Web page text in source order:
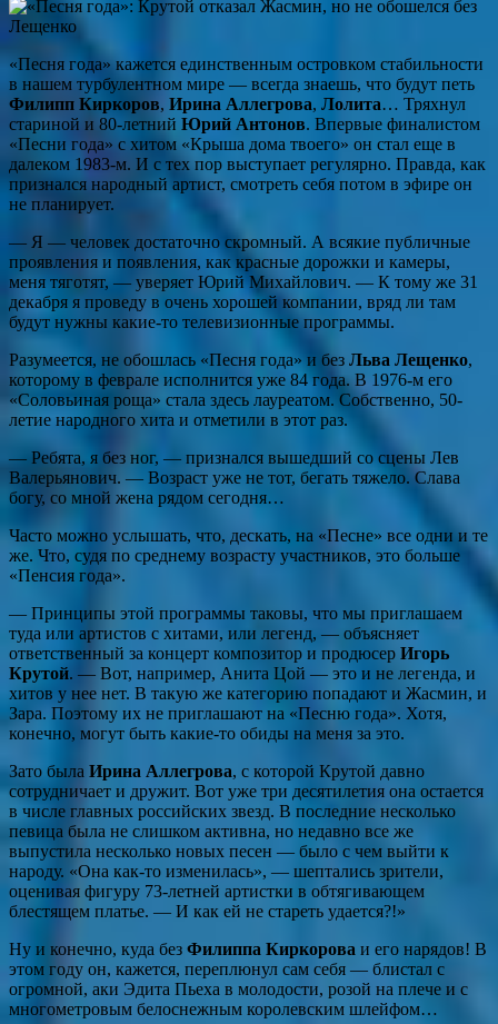
«Песня года» кажется единственным островком стабильности
в нашем турбулентном мире — всегда знаешь, что будут петь
Филипп Киркоров, Ирина Аллегрова, Лолита… Тряхнул
стариной и 80-летний Юрий Антонов. Впервые финалистом
«Песни года» с хитом «Крыша дома твоего» он стал еще в
далеком 1983-м. И с тех пор выступает регулярно. Правда, как
признался народный артист, смотреть себя потом в эфире он
не планирует.
— Я — человек достаточно скромный. А всякие публичные
проявления и появления, как красные дорожки и камеры,
меня тяготят, — уверяет Юрий Михайлович. — К тому же 31
декабря я проведу в очень хорошей компании, вряд ли там
будут нужны какие-то телевизионные программы.
Разумеется, не обошлась «Песня года» и без Льва Лещенко,
которому в феврале исполнится уже 84 года. В 1976-м его
«Соловьиная роща» стала здесь лауреатом. Собственно, 50-
летие народного хита и отметили в этот раз.
— Ребята, я без ног, — признался вышедший со сцены Лев
Валерьянович. — Возраст уже не тот, бегать тяжело. Слава
богу, со мной жена рядом сегодня…
Часто можно услышать, что, дескать, на «Песне» все одни и те
же. Что, судя по среднему возрасту участников, это больше
«Пенсия года».
— Принципы этой программы таковы, что мы приглашаем
туда или артистов с хитами, или легенд, — объясняет
ответственный за концерт композитор и продюсер Игорь
Крутой. — Вот, например, Анита Цой — это и не легенда, и
хитов у нее нет. В такую же категорию попадают и Жасмин, и
Зара. Поэтому их не приглашают на «Песню года». Хотя,
конечно, могут быть какие-то обиды на меня за это.
Зато была Ирина Аллегрова, с которой Крутой давно
сотрудничает и дружит. Вот уже три десятилетия она остается
в числе главных российских звезд. В последние несколько
певица была не слишком активна, но недавно все же
выпустила несколько новых песен — было с чем вый­ти к
народу. «Она как-то изменилась», — шептались зрители,
оценивая фигуру 73-летней артистки в обтягивающем
блестящем платье. — И как ей не стареть удается?!»
Ну и конечно, куда без Филиппа Киркорова и его нарядов! В
этом году он, кажется, переплюнул сам себя — блистал с
огромной, аки Эдита Пьеха в молодости, розой на плече и с
многометровым белоснежным королевским шлейфом…